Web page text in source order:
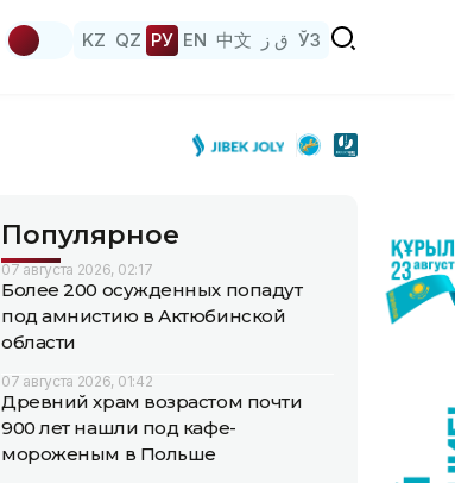
KZ QZ РУ EN 中文 ق ز ЎЗ
Популярное
07 августа 2026, 02:17
Более 200 осужденных попадут
под амнистию в Актюбинской
области
07 августа 2026, 01:42
Древний храм возрастом почти
900 лет нашли под кафе-
мороженым в Польше